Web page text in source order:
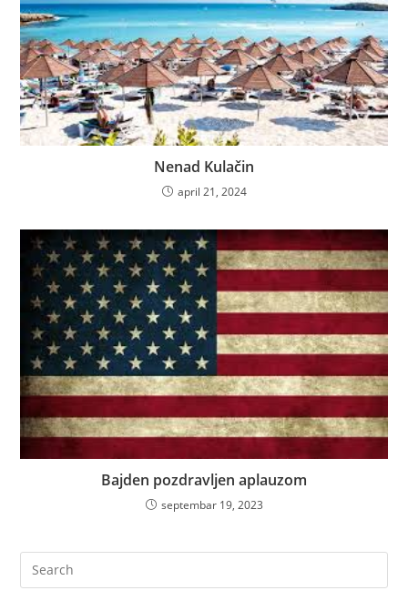
Nenad Kulačin
april 21, 2024
Bajden pozdravljen aplauzom
septembar 19, 2023